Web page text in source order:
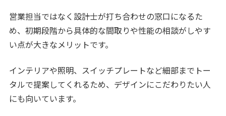
営業担当ではなく設計士が打ち合わせの窓口になるた
め、初期段階から具体的な間取りや性能の相談がしやす
い点が大きなメリットです。
インテリアや照明、スイッチプレートなど細部までトー
タルで提案してくれるため、デザインにこだわりたい人
にも向いています。